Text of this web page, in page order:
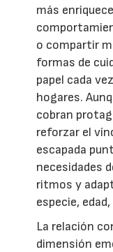
más
o compartir
formas de
papel cada
hogares.
cobran
reforzar el
escapada
necesidades
ritmos y
especie,
La relación
dimensión